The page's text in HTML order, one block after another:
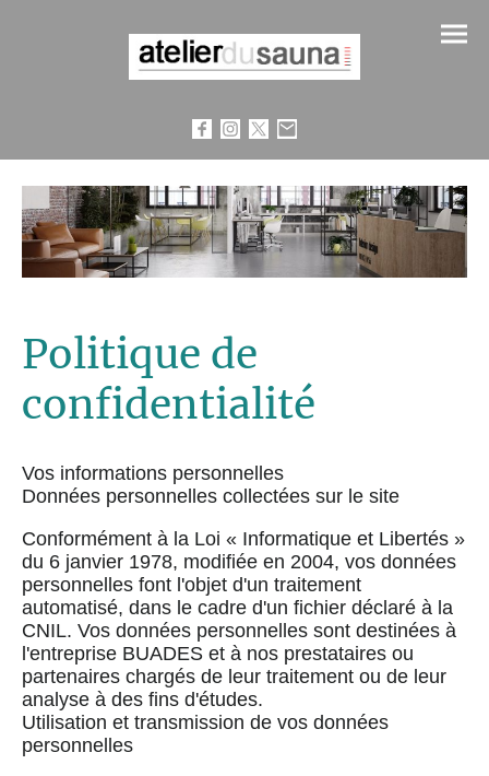
Politique de
confidentialité
Vos informations personnelles
Données personnelles collectées sur le site
Conformément à la Loi « Informatique et Libertés »
du 6 janvier 1978, modifiée en 2004, vos données
personnelles font l'objet d'un traitement
automatisé, dans le cadre d'un fichier déclaré à la
CNIL. Vos données personnelles sont destinées à
l'entreprise BUADES et à nos prestataires ou
partenaires chargés de leur traitement ou de leur
analyse à des fins d'études.
Utilisation et transmission de vos données
personnelles